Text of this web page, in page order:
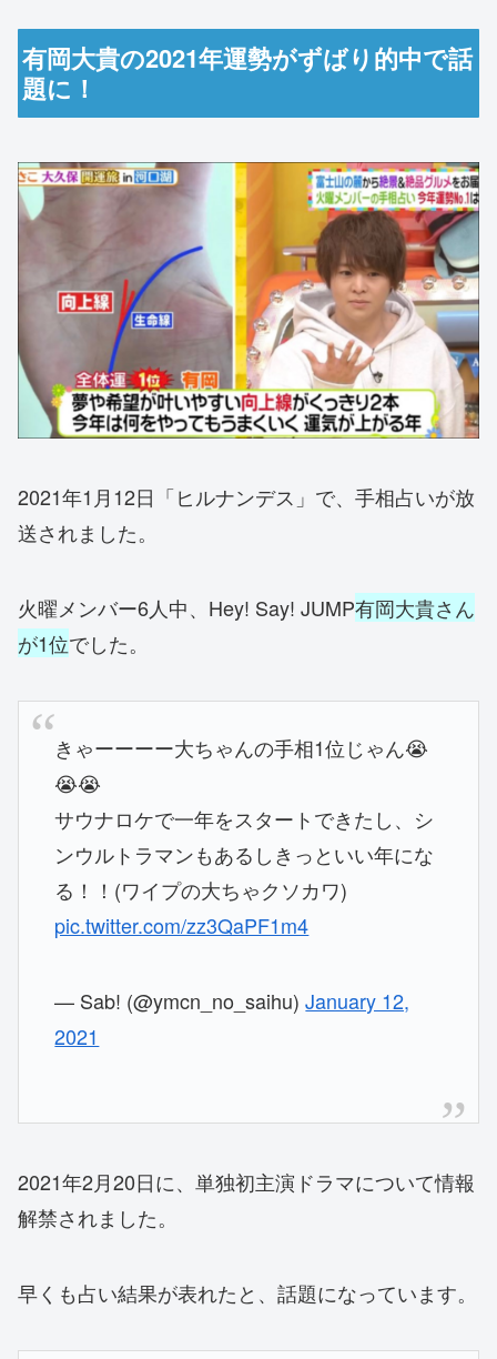
有岡大貴の2021年運勢がずばり的中で話
題に！
2021年1月12日「ヒルナンデス」で、手相占いが放
送されました。
火曜メンバー6人中、Hey! Say! JUMP有岡大貴さん
が1位でした。
きゃーーーー大ちゃんの手相1位じゃん😭
😭😭
サウナロケで一年をスタートできたし、シ
ンウルトラマンもあるしきっといい年にな
る！！(ワイプの大ちゃクソカワ)
pic.twitter.com/zz3QaPF1m4
— Sab! (@ymcn_no_saihu)January 12,
2021
2021年2月20日に、単独初主演ドラマについて情報
解禁されました。
早くも占い結果が表れたと、話題になっています。